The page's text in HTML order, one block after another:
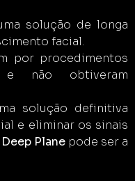
solução de longa
facial.
por procedimentos
e não obtiveram
solução definitiva
e eliminar os sinais
Deep Plane pode ser a